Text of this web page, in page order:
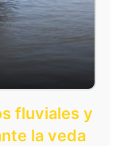
fluviales y
la veda